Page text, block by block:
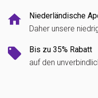
Niederländische
Daher unsere
Bis zu 35% Rabatt
auf den